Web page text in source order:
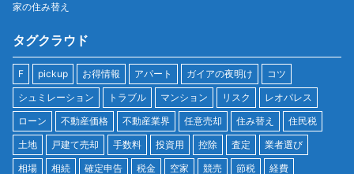
家の住み替え
タグクラウド
F pickup お得情報 アパート ガイアの夜明け
コツ
シュミレーション
トラブル マンション リスク
レオパレス
ローン
不動産価格 不動産業界 任意売却 住み替え
住民税
土地
戸建て売却 手数料 投資用 控除 査定
業者選び
相場
相続 確定申告 税金 空家 競売 節税 経費